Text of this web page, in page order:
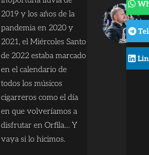
2019 y los años de la
pandemia en 2020 y
2021, el Miércoles Santo
de 2022 estaba marcado
en el calendario de
todos los músicos
cigarreros como el día
en que volveríamos a
disfrutar en Orfila… Y
vaya si lo hicimos.